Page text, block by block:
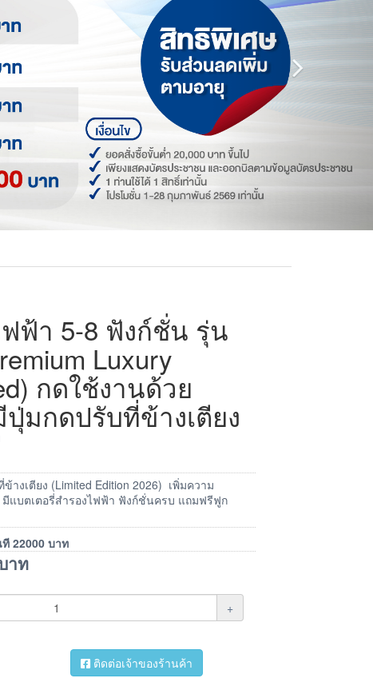
ฟฟ้า 5-8 ฟังก์ชั่น รุ่น
Luxury
กดใช้งานด้วย
มกดปรับที่ข้างเตียง
างเตียง (Limited Edition 2026) เพิ่มความ
แบตเตอรี่สำรองไฟฟ้า ฟังก์ชั่นครบ แถมฟรีฟูก
22000 บาท
าท
+
ติดต่อเจ้าของร้านค้า